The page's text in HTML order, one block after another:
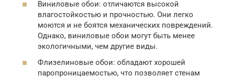
Виниловые обои: отличаются высокой
влагостойкостью и прочностью. Они легко
моются и не боятся механических повреждений.
Однако, виниловые обои могут быть менее
экологичными, чем другие виды.
Флизелиновые обои: обладают хорошей
паропроницаемостью, что позволяет стенам